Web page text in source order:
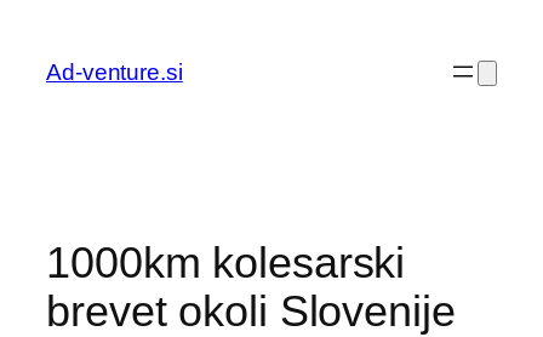
vsebino
Ad-venture.si
1000km kolesarski
brevet okoli Slovenije